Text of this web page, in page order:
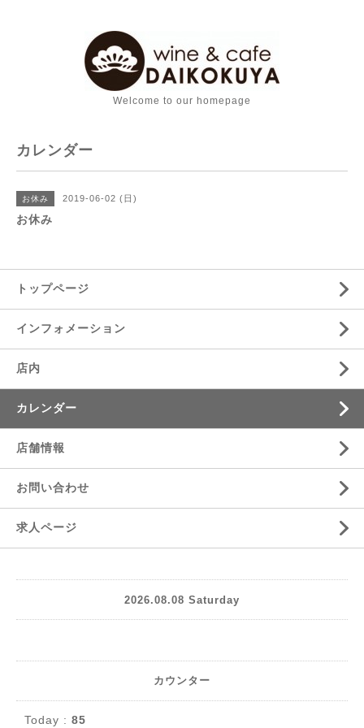
Welcome to our homepage
カレンダー
お休み 2019-06-02 (日)
お休み
トップページ
インフォメーション
店内
カレンダー
店舗情報
お問い合わせ
求人ページ
2026.08.08 Saturday
カウンター
Today : 85